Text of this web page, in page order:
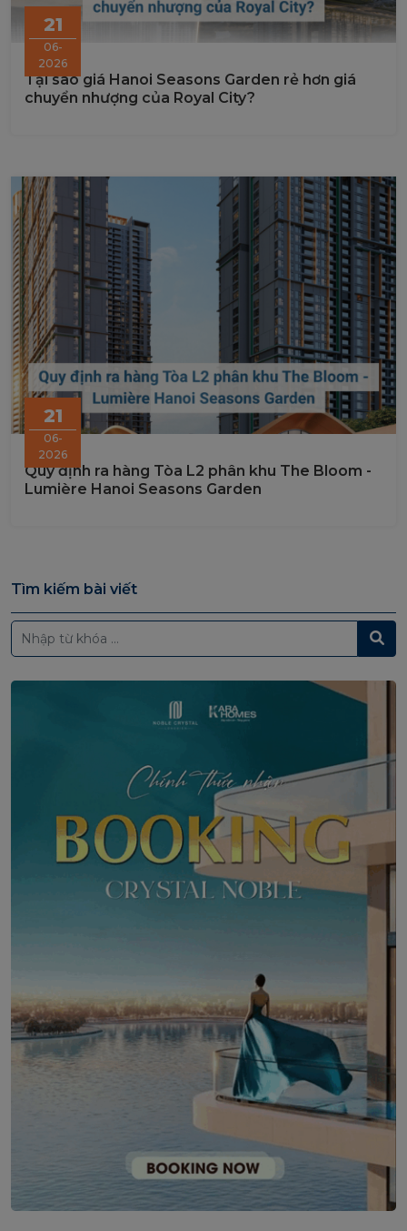
21
06-
2026
Tại sao giá Hanoi Seasons Garden rẻ hơn giá
chuyển nhượng của Royal City?
21
06-
2026
Quy định ra hàng Tòa L2 phân khu The Bloom -
Lumière Hanoi Seasons Garden
Tìm kiếm bài viết